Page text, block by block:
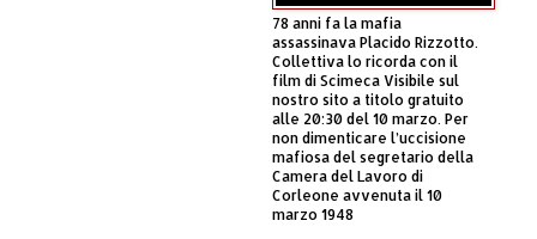
78 anni fa la mafia
assassinava Placido Rizzotto.
Collettiva lo ricorda con il
film di Scimeca Visibile sul
nostro sito a titolo gratuito
alle 20:30 del 10 marzo. Per
non dimenticare l’uccisione
mafiosa del segretario della
Camera del Lavoro di
Corleone avvenuta il 10
marzo 1948